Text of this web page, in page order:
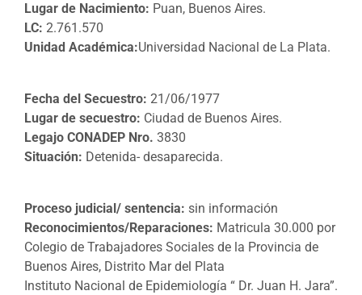
Lugar de Nacimiento: Puan, Buenos Aires.
LC: 2.761.570
Unidad Académica:Universidad Nacional de La Plata.
Fecha del Secuestro: 21/06/1977
Lugar de secuestro: Ciudad de Buenos Aires.
Legajo CONADEP Nro. 3830
Situación: Detenida- desaparecida.
Proceso judicial/ sentencia: sin información
Reconocimientos/Reparaciones: Matricula 30.000 por
Colegio de Trabajadores Sociales de la Provincia de
Buenos Aires, Distrito Mar del Plata
Instituto Nacional de Epidemiología “ Dr. Juan H. Jara”.